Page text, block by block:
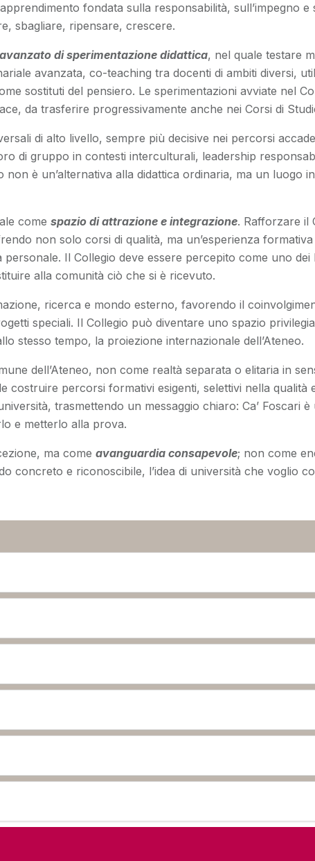
fondata sulla responsabilità, sull’impegno
sbagliare, ripensare, crescere.
di sperimentazione didattica, nel quale testare
avanzata, co-teaching tra docenti di ambiti diversi,
sostituti del pensiero. Le sperimentazioni avviate nel
da trasferire progressivamente anche nei Corsi di
di alto livello, sempre più decisive nei percorsi
di gruppo in contesti interculturali, leadership
è un’alternativa alla didattica ordinaria, ma un luogo
come spazio di attrazione e integrazione. Rafforzare il
non solo corsi di qualità, ma un’esperienza
Il Collegio deve essere percepito come uno dei
alla comunità ciò che si è ricevuto.
ricerca e mondo esterno, favorendo il
speciali. Il Collegio può diventare uno spazio
stesso tempo, la proiezione internazionale dell’Ateneo.
dell’Ateneo, non come realtà separata o elitaria in
costruire percorsi formativi esigenti, selettivi nella
trasmettendo un messaggio chiaro: Ca’ Foscari
e metterlo alla prova.
ma come avanguardia consapevole; non come
e riconoscibile, l’idea di università che voglio